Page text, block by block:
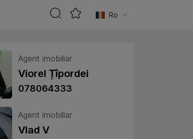
Agent imobiliar
Viorel Țîpordei
078064333
Agent imobiliar
Vlad V
Ro